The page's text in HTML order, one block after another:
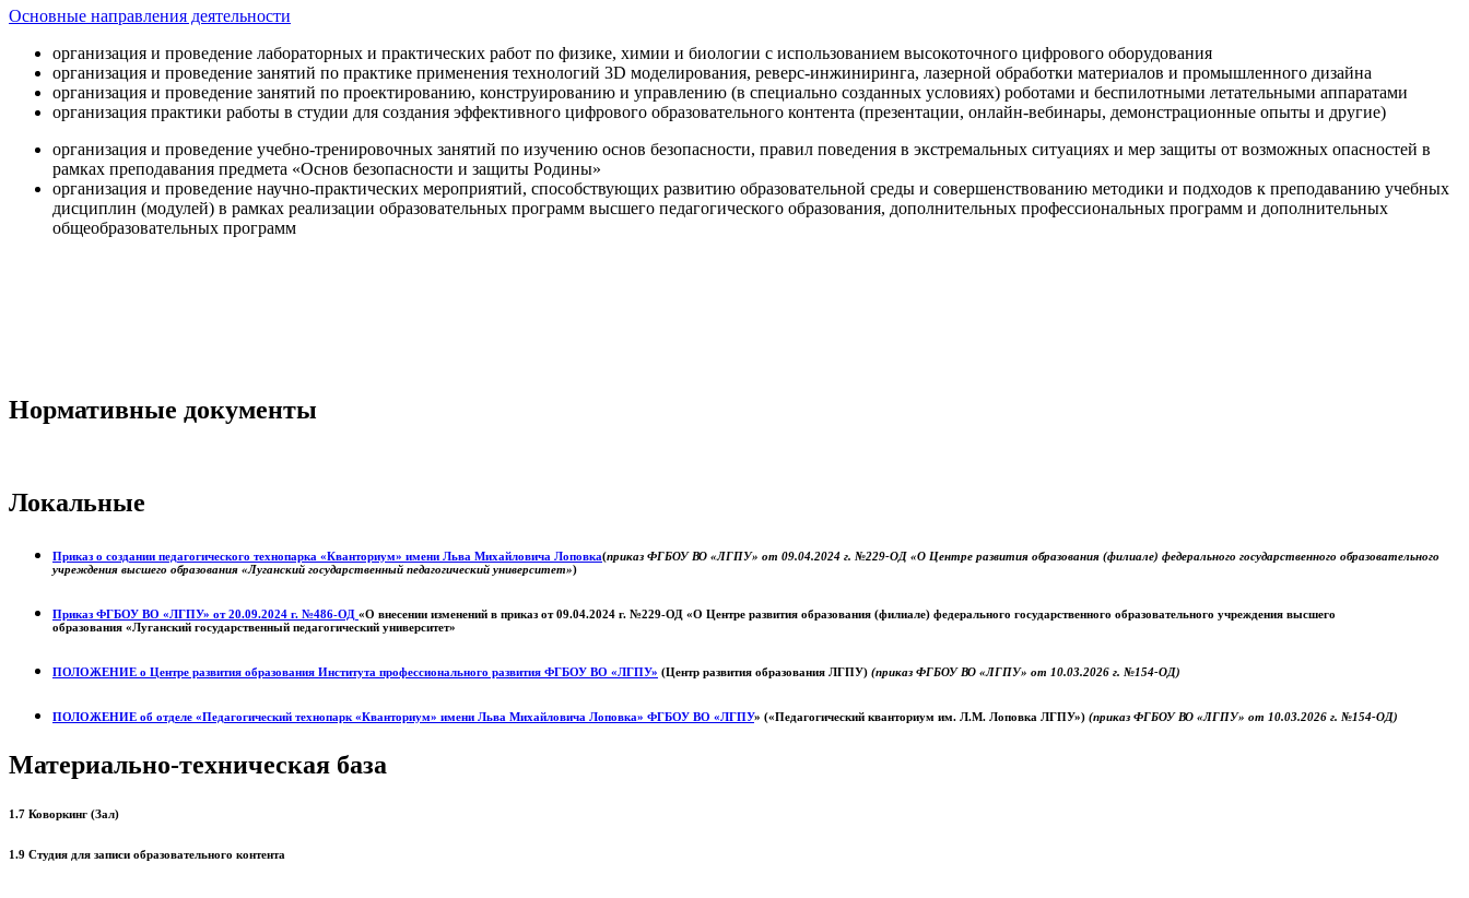
Основные направления деятельности
организация и проведение лабораторных и практических работ по физике, химии и биологии с использованием высокоточного цифрового оборудования
организация и проведение занятий по практике применения технологий 3D моделирования, реверс-инжиниринга, лазерной обработки материалов и промышленного дизайна
организация и проведение занятий по проектированию, конструированию и управлению (в специально созданных условиях) роботами и беспилотными летательными аппаратами
организация практики работы в студии для создания эффективного цифрового образовательного контента (презентации, онлайн-вебинары, демонстрационные опыты и другие)
организация и проведение учебно-тренировочных занятий по изучению основ безопасности, правил поведения в экстремальных ситуациях и мер защиты от возможных опасностей в
рамках преподавания предмета «Основ безопасности и защиты Родины»
организация и проведение научно-практических мероприятий, способствующих развитию образовательной среды и совершенствованию методики и подходов к преподаванию учебных
дисциплин (модулей) в рамках реализации образовательных программ высшего педагогического образования, дополнительных профессиональных программ и дополнительных
общеобразовательных программ
Нормативные документы
Локальные
Приказ о создании педагогического технопарка «Кванториум» имени Льва Михайловича Лоповка(приказ ФГБОУ ВО «ЛГПУ» от 09.04.2024 г. №229-ОД «О Центре развития образования (филиале) федерального государственного образовательного
учреждения высшего образования «Луганский государственный педагогический университет»)
Приказ ФГБОУ ВО «ЛГПУ» от 20.09.2024 г. №486-ОД «О внесении изменений в приказ от 09.04.2024 г. №229-ОД «О Центре развития образования (филиале) федерального государственного образовательного учреждения высшего
образования «Луганский государственный педагогический университет»
ПОЛОЖЕНИЕ о Центре развития образования Института профессионального развития ФГБОУ ВО «ЛГПУ» (Центр развития образования ЛГПУ) (приказ ФГБОУ ВО «ЛГПУ» от 10.03.2026 г. №154-ОД)
ПОЛОЖЕНИЕ об отделе «Педагогический технопарк «Кванториум» имени Льва Михайловича Лоповка» ФГБОУ ВО «ЛГПУ» («Педагогический кванториум им. Л.М. Лоповка ЛГПУ») (приказ ФГБОУ ВО «ЛГПУ» от 10.03.2026 г. №154-ОД)
Материально-техническая база
1.7 Коворкинг (Зал)
1.9 Студия для записи образовательного контента